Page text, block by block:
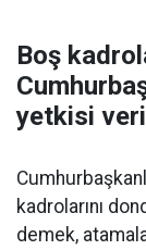
Boş
yetkisi
kadrolarını
demek,